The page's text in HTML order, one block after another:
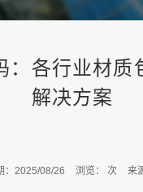
：各行业材质
解决方案
：2025/08/26 浏览： 次 来